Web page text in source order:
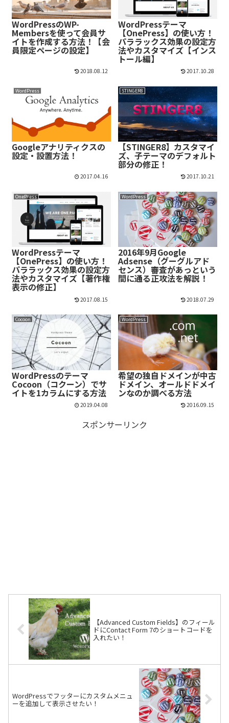
WordPressのWP-
Membersを使って会員サ
イトを作成する方法！【会
員限定ページの設定】
2018.08.12
WordPressテーマ
【OnePress】の使い方！
パララックス効果の設定方
法やカスタマイズ【インス
トール編】
2017.10.28
WordPress
Googleアナリティクスの
設定・設置方法！
2017.04.16
STINGER8
【STINGER8】カスタマイ
ズ、子テーマのデフォルト
部分の修正！
2017.10.21
OnePress
WordPressテーマ
【OnePress】の使い方！
パララックス効果の設定方
法やカスタマイズ【著作権
表示の修正】
2017.08.15
WordPress
2016年9月Google
Adsense（グーグルアド
センス）審査があっという
間に通る正攻法を解説！
2018.07.29
Cocoon
WordPressのテーマ
Cocoon（コクーン）でサ
イトを1カラムにする方法
2019.04.08
WordPress
希望の独自ドメインが中古
ドメイン、オールドドメイ
ンなのか調べる方法
2016.09.15
スポンサーリンク
【Advanced Custom Fields】のフィール
ドにContact Form 7のショートコードを
入れたい！
WordPressでフッターにカスタムメニュ
ーを追加して表示させたい！